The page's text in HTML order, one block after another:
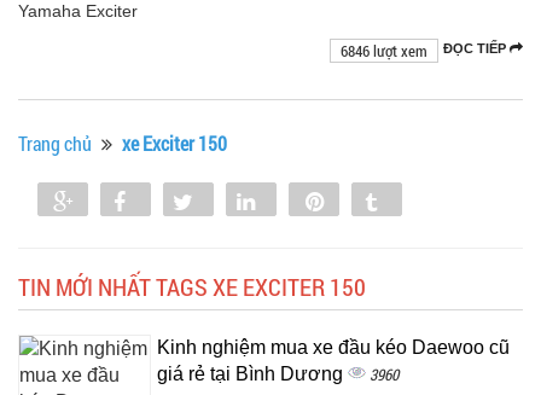
Yamaha Exciter
ĐỌC TIẾP
6846 lượt xem
Trang chủ xe Exciter 150
Share Share Tweet Share
TIN MỚI NHẤT TAGS XE EXCITER 150
Kinh nghiệm mua xe đầu kéo Daewoo cũ
giá rẻ tại Bình Dương
3960